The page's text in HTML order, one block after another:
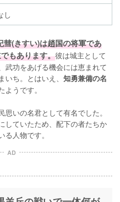
し
(きすい)は趙国の将軍であ
もあります。彼は城主として
武功をあげる機会には恵まれて
ち。とはいえ、 知勇兼備の名
うです。
いの名君として有名でした。
していたため、配下の者たちか
人物です。
AD